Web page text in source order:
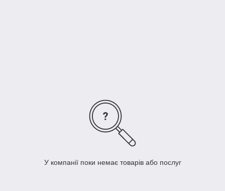
У компанії поки немає товарів або послуг